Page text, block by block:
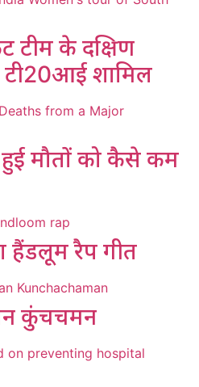
टीम के दक्षिण
टी20आई शामिल
मौतों को कैसे कम
हैंडलूम रैप गीत
कुंचचमन